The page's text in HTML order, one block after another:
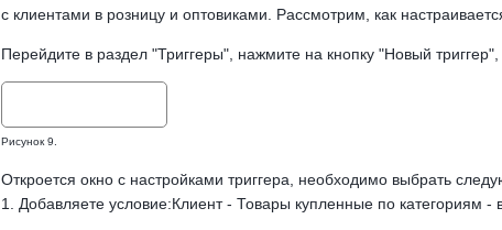
с клиентами в розницу и оптовиками. Рассмотрим, как
Перейдите в раздел "Триггеры", нажмите на кнопку "Новый
Рисунок 9.
Откроется окно с настройками триггера, необходимо выбрать
1. Добавляете условие:Клиент - Товары купленные по категориям -